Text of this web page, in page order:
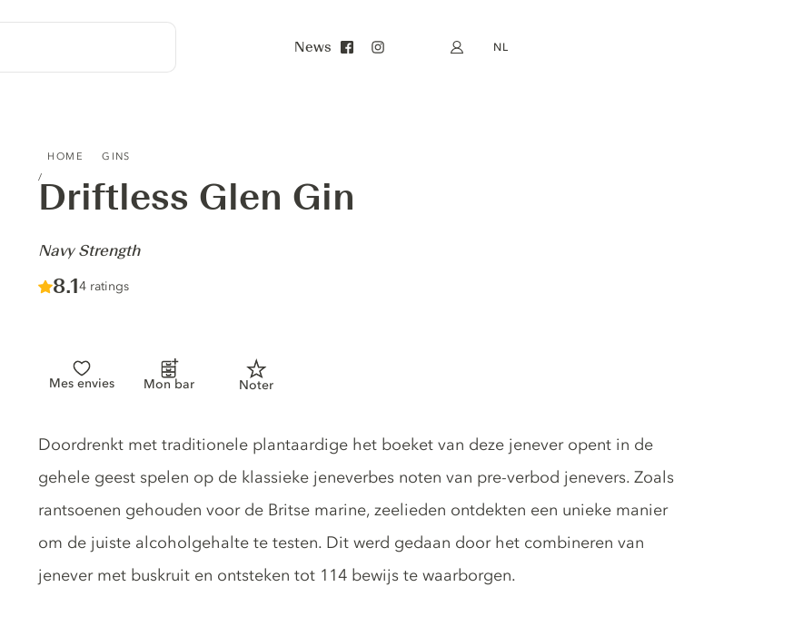
News Mijn account
NL
HOME GINS
Driftless Glen Gin
-
Navy Strength
Score :
8.1/ 10
4 ratings
Mes envies Mon bar Noter
Gin description
Doordrenkt met traditionele plantaardige het boeket van deze jenever opent in de
gehele geest spelen op de klassieke jeneverbes noten van pre-verbod jenevers. Zoals
rantsoenen gehouden voor de Britse marine, zeelieden ontdekten een unieke manier
om de juiste alcoholgehalte te testen. Dit werd gedaan door het combineren van
jenever met buskruit en ontsteken tot 114 bewijs te waarborgen.